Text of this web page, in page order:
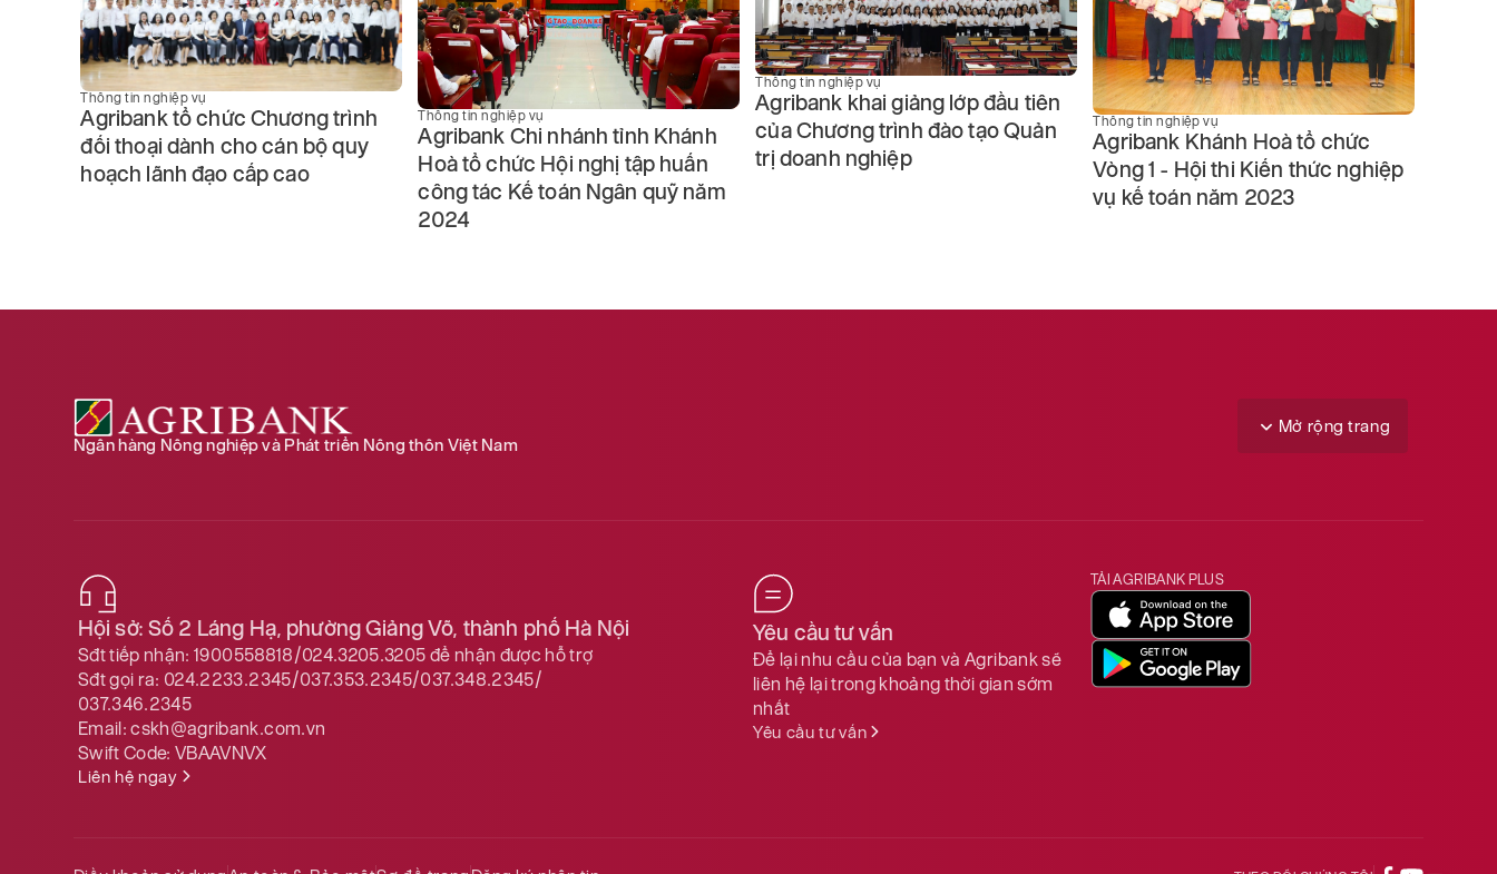
Thông tin nghiệp vụ
Agribank tổ chức Chương trình
đối thoại dành cho cán bộ quy
hoạch lãnh đạo cấp cao
Thông tin nghiệp vụ
Agribank Chi nhánh tỉnh Khánh
Hoà tổ chức Hội nghị tập huấn
công tác Kế toán Ngân quỹ năm
2024
Thông tin nghiệp vụ
Agribank khai giảng lớp đầu tiên
của Chương trình đào tạo Quản
trị doanh nghiệp
Thông tin nghiệp vụ
Agribank Khánh Hoà tổ chức
Vòng 1 - Hội thi Kiến thức nghiệp
vụ kế toán năm 2023
Ngân hàng Nông nghiệp và Phát triển Nông thôn Việt Nam
Mở rộng trang
Hội sở: Số 2 Láng Hạ, phường Giảng Võ, thành phố Hà Nội
Sđt tiếp nhận: 1900558818/024.3205.3205 để nhận được hỗ trợ
Sđt gọi ra: 024.2233.2345/037.353.2345/037.348.2345/
037.346.2345
Email:cskh@agribank.com.vn
Swift Code:VBAAVNVX
Liên hệ ngay
Yêu cầu tư vấn
Để lại nhu cầu của bạn và Agribank sẽ
liên hệ lại trong khoảng thời gian sớm
nhất
Yêu cầu tư vấn
TẢI AGRIBANK PLUS